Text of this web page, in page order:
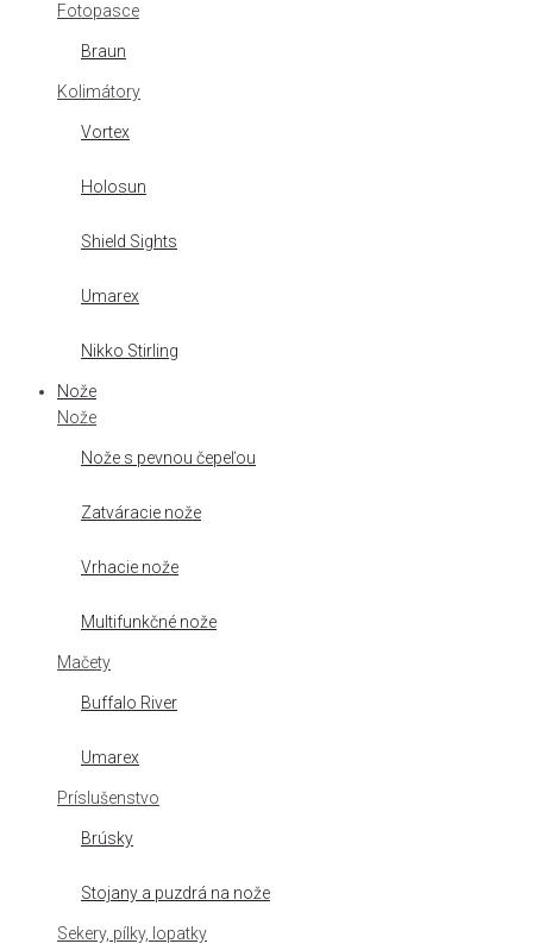
Fotopasce
Braun
Kolimátory
Vortex
Holosun
Shield Sights
Umarex
Nikko Stirling
Nože
Nože
Nože s pevnou čepeľou
Zatváracie nože
Vrhacie nože
Multifunkčné nože
Mačety
Buffalo River
Umarex
Príslušenstvo
Brúsky
Stojany a puzdrá na nože
Sekery, pílky, lopatky